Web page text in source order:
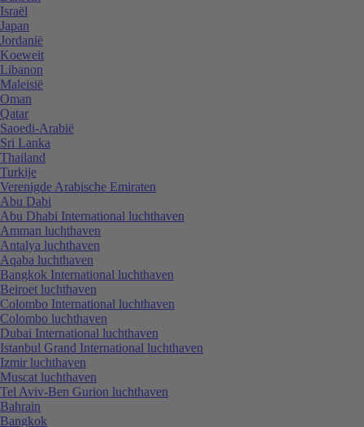
Israël
Japan
Jordanië
Koeweit
Libanon
Maleisië
Oman
Qatar
Saoedi-Arabië
Sri Lanka
Thailand
Turkije
Verenigde Arabische Emiraten
Abu Dabi
Abu Dhabi International luchthaven
Amman luchthaven
Antalya luchthaven
Aqaba luchthaven
Bangkok International luchthaven
Beiroet luchthaven
Colombo International luchthaven
Colombo luchthaven
Dubai International luchthaven
Istanbul Grand International luchthaven
Izmir luchthaven
Muscat luchthaven
Tel Aviv-Ben Gurion luchthaven
Bahrain
Bangkok